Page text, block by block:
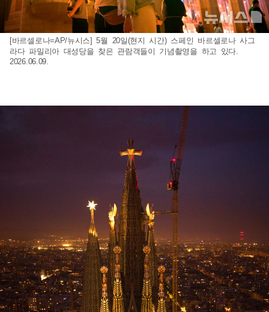
[바르셀로나=AP/뉴시스] 5월 20일(현지 시간) 스페인 바르셀로나 사그
라다 파밀리아 대성당을 찾은 관람객들이 기념촬영을 하고 있다.
2026.06.09.